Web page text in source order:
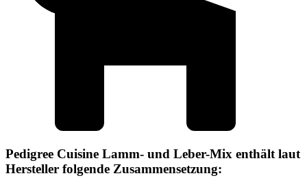
Pedigree Cuisine Lamm- und Leber-Mix enthält laut
Hersteller folgende Zusammensetzung: